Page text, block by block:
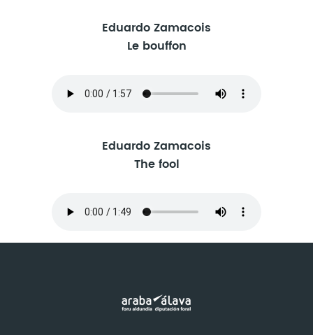
Eduardo Zamacois
Le bouffon
Eduardo Zamacois
The fool